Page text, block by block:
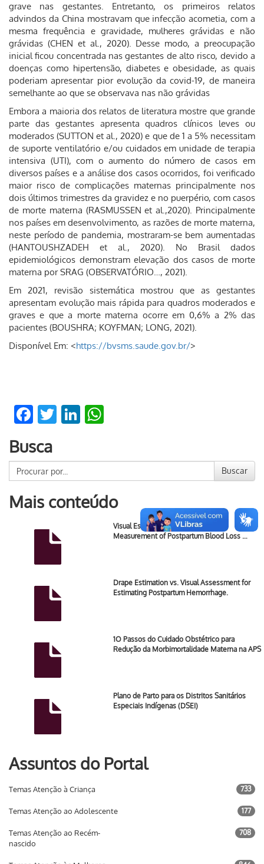
grave nas gestantes. Entretanto, os primeiros relatos
advindos da China mostravam que infecção acometia, com a
mesma frequência e gravidade, mulheres grávidas e não
grávidas (CHEN et al., 2020). Desse modo, a preocupação
inicial ficou concentrada nas gestantes de alto risco, devido a
doenças como hipertensão, diabetes e obesidade, as quais
poderiam apresentar pior evolução da covid-19, de maneira
semelhante ao que se observava nas não grávidas
Embora a maioria dos relatos de literatura mostre que grande
parte das gestantes apresenta quadros clínicos leves ou
moderados (SUTTON et al., 2020) e que de 1 a 5% necessitam
de suporte ventilatório e/ou cuidados em unidade de terapia
intensiva (UTI), com o aumento do número de casos em
diversos países e a análise dos casos ocorridos, foi verificado
maior risco de complicações maternas principalmente nos
dois últimos trimestres da gravidez e no puerpério, com casos
de morte materna (RASMUSSEN et al.,2020). Principalmente
nos países em desenvolvimento, as razões de morte materna,
neste período de pandemia, mostraram-se bem aumentadas
(HANTOUSHZADEH et al., 2020). No Brasil dados
epidemiológicos demonstram elevação dos casos de morte
materna por SRAG (OBSERVATÓRIO…, 2021).
Em 2021, revisão sistemática mostrou que as gestantes
apresentam evolução mais rápida para quadros moderados e
graves e que a morte materna ocorre em 0,6% a 2% das
pacientes (BOUSHRA; KOYFMAN; LONG, 2021).
Disponível Em: <https://bvsms.saude.gov.br/>
Facebook
TwitterLinkedIn
Busca
Buscar
Mais conteúdo
Visual Estimation Versus Gravimetric
Measurement of Postpartum Blood Loss …
Drape Estimation vs. Visual Assessment for
Estimating Postpartum Hemorrhage.
1O Passos do Cuidado Obstétrico para
Redução da Morbimortalidade Materna na APS
Plano de Parto para os Distritos Sanitários
Especiais Indígenas (DSEI)
Assuntos do Portal
Temas Atenção à Criança 733
Temas Atenção ao Adolescente 177
Temas Atenção ao Recém-
nascido
708